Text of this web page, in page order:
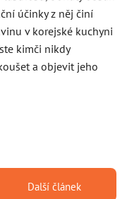
účinky z něj činí
v korejské kuchyni
kimči nikdy
a objevit jeho
Další článek